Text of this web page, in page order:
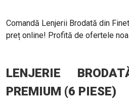
Comandă Lenjerii Brodată din
preț online! Profită de ofertele
LENJERIE
PREMIUM (6 PIESE)